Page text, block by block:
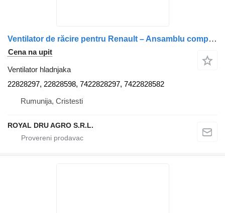
Ventilator de răcire pentru Renault – Ansamblu complet 22828297 ventilator hladnjaka za kamiona
Cena na upit
Ventilator hladnjaka
22828297, 22828598, 7422828297, 7422828582
Rumunija, Cristesti
ROYAL DRU AGRO S.R.L.